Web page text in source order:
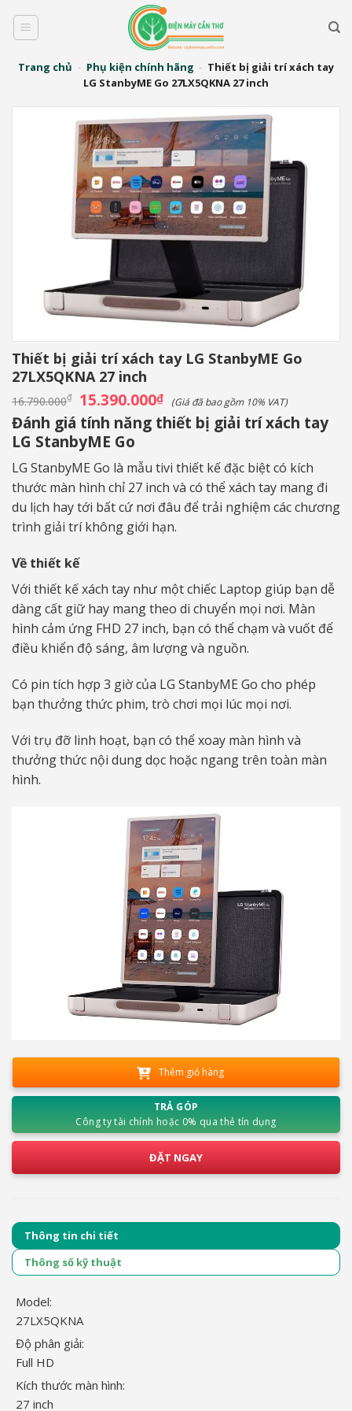
qua
dungTrang chủ - Phụ kiện chính hãng - Thiết bị giải trí xách tay
LG StanbyME Go 27LX5QKNA 27 inch
Thiết bị giải trí xách tay LG StanbyME Go
27LX5QKNA 27 inch
16.790.000₫ Giá
gốc
là:
16.790.000₫.
15.390.000₫Giá
hiện
tại
là:
(Giá đã bao gồm 10% VAT)
Đánh giá tính năng thiết bị giải trí xách tay
LG StanbyME Go
LG StanbyME Go là mẫu tivi thiết kế đặc biệt có kích
thước màn hình chỉ 27 inch và có thể xách tay mang đi
du lịch hay tới bất cứ nơi đâu để trải nghiệm các chương
trình giải trí không giới hạn.
Về thiết kế
Với thiết kế xách tay như một chiếc Laptop giúp bạn dễ
dàng cất giữ hay mang theo di chuyển mọi nơi. Màn
hình cảm ứng FHD 27 inch, bạn có thể chạm và vuốt để
điều khiển độ sáng, âm lượng và nguồn.
Có pin tích hợp 3 giờ của LG StanbyME Go cho phép
bạn thưởng thức phim, trò chơi mọi lúc mọi nơi.
Với trụ đỡ linh hoạt, bạn có thể xoay màn hình và
thưởng thức nội dung dọc hoặc ngang trên toàn màn
hình.
Thêm giỏ hàng
TRẢ GÓP
Công ty tài chính hoặc 0% qua thẻ tín dụng
ĐẶT NGAY
Thông tin chi tiết
Thông số kỹ thuật
Model:
27LX5QKNA
Độ phân giải:
Full HD
Kích thước màn hình:
27 inch